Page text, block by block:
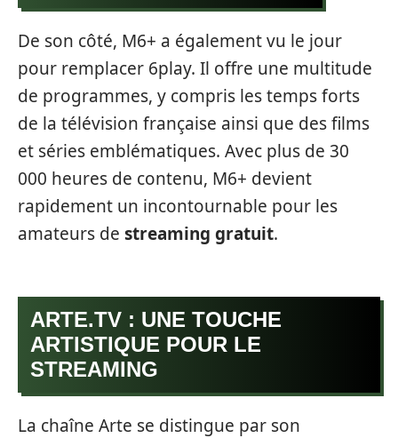
De son côté, M6+ a également vu le jour
pour remplacer 6play. Il offre une multitude
de programmes, y compris les temps forts
de la télévision française ainsi que des films
et séries emblématiques. Avec plus de 30
000 heures de contenu, M6+ devient
rapidement un incontournable pour les
amateurs de streaming gratuit.
ARTE.TV : UNE TOUCHE
ARTISTIQUE POUR LE
STREAMING
La chaîne Arte se distingue par son